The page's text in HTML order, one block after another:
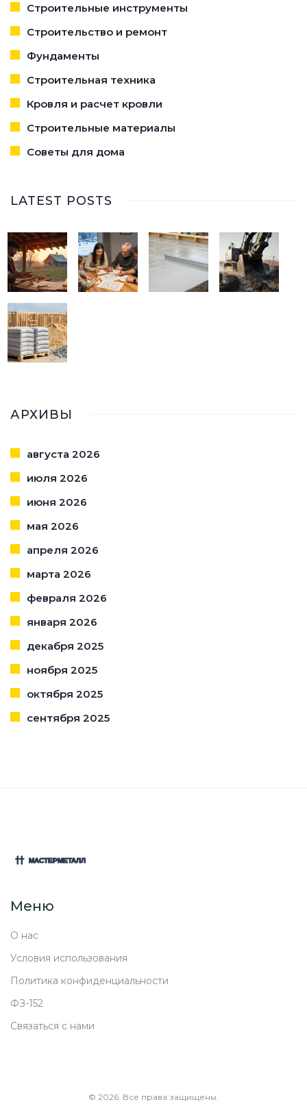
Строительные инструменты
Строительство и ремонт
Фундаменты
Строительная техника
Кровля и расчет кровли
Строительные материалы
Советы для дома
LATEST POSTS
АРХИВЫ
августа 2026
июля 2026
июня 2026
мая 2026
апреля 2026
марта 2026
февраля 2026
января 2026
декабря 2025
ноября 2025
октября 2025
сентября 2025
Меню
О нас
Условия использования
Политика конфиденциальности
ФЗ-152
Связаться с нами
© 2026. Все права защищены.